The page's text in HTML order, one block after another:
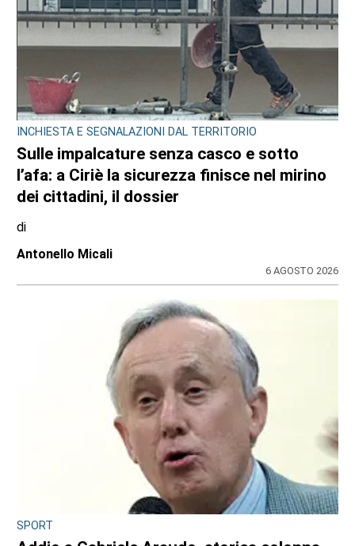
CONSIGLIO REGIONALE
Ambiente e conti pubblici al centro
dell’attività questa settimana in Consiglio
regionale
di
Redazione CRP
31 LUGLIO 2026
CONSIGLIO REGIONALE